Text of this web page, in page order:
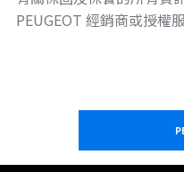
PEUGEOT 經銷商或授權